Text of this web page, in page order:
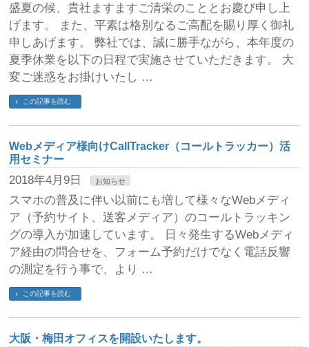
盛夏の候、貴社ますますご清栄のこととお慶び申し上
げます。 また、平素は格別なるご高配を賜り厚く御礼
申しあげます。 弊社では、誠に勝手ながら、本年度の
夏季休業を以下の日程で実施させていただきます。 大
変ご迷惑をお掛けいたし …
この記事を読む
Webメディア様向けCallTracker（コールトラッカー）活
用セミナー
2018年4月9日 お知らせ
スマホの普及に伴い以前にも増して様々なWebメディ
ア（予約サイト、送客メディア）のコールトラッキン
グの導入が加速しています。 日々発生するWebメディ
ア経由の問合せを、フォーム予約だけでなく電話反響
の測定を行う事で、より …
この記事を読む
大阪・梅田オフィスを開設いたします。